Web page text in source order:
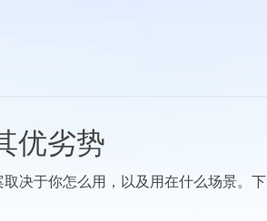
优劣势
决于你怎么用，以及用在什么场景。下